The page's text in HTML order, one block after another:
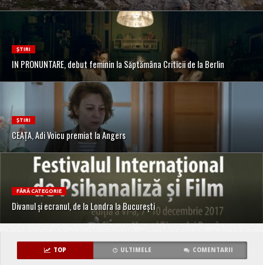
ȘTIRI
IN PRONUNTARE, debut feminin la Săptămâna Criticii de la Berlin
ȘTIRI
CEAȚA, Adi Voicu premiat la Angers
FĂRĂ CATEGORIE
Divanul și ecranul, de la Londra la București
TOP ULTIMELE COMENTARII